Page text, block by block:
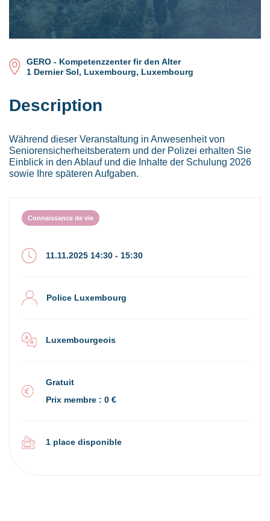
GERO - Kompetenzzenter fir den Alter
1 Dernier Sol, Luxembourg, Luxembourg
Description
Während dieser Veranstaltung in Anwesenheit von
Seniorensicherheitsberatern und der Polizei erhalten Sie
Einblick in den Ablauf und die Inhalte der Schulung 2026
sowie Ihre späteren Aufgaben.
Connaissance de vie
11.11.2025 14:30 - 15:30
Police Luxembourg
Luxembourgeois
Gratuit
Prix membre : 0 €
1 place disponible